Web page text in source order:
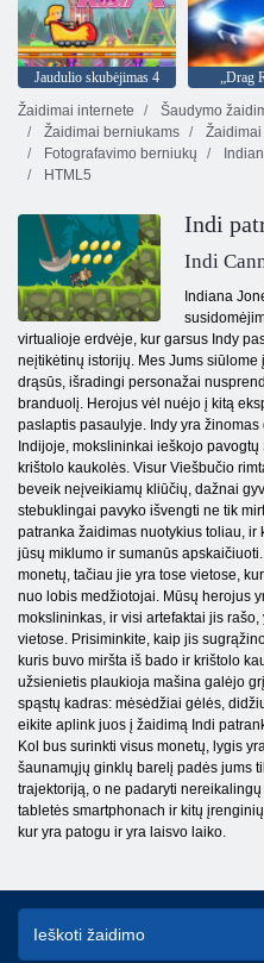
Jaudulio skubėjimas 4 „Drag
Žaidimai internete
Šaudymo
Žaidimai berniukams
Fotografavimo berniukų
HTML5
Indi
Indi
Indiana
virtualioje erdvėje, kur garsus Indy
neįtikėtinų istorijų. Mes Jums
drąsūs, išradingi personažai
branduolį. Herojus vėl nuėjo į kitą
paslaptis pasaulyje. Indy yra
Indijoje, mokslininkai ieškojo
krištolo kaukolės. Visur Viešbučio
beveik neįveikiamų kliūčių, dažnai
stebuklingai pavyko išvengti ne tik
patranka žaidimas nuotykius toliau,
jūsų miklumo ir sumanūs
monetų, tačiau jie yra tose vietose,
nuo lobis medžiotojai. Mūsų herojus
mokslininkas, ir visi artefaktai jis
vietose. Prisiminkite, kaip jis
kuris buvo miršta iš bado ir krištolo
užsienietis plaukioja mašina galėjo
spąstų kadras: mėsėdžiai gėlės,
eikite aplink juos į žaidimą Indi
Kol bus surinkti visus monetų, lygis
šaunamųjų ginklų barelį padės jums
trajektoriją, o ne padaryti
tabletės smartphonach ir kitų
kur yra patogu ir yra laisvo laiko.